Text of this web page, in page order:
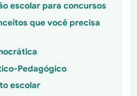
escolar para concursos
que você precisa
Pedagógico
escolar